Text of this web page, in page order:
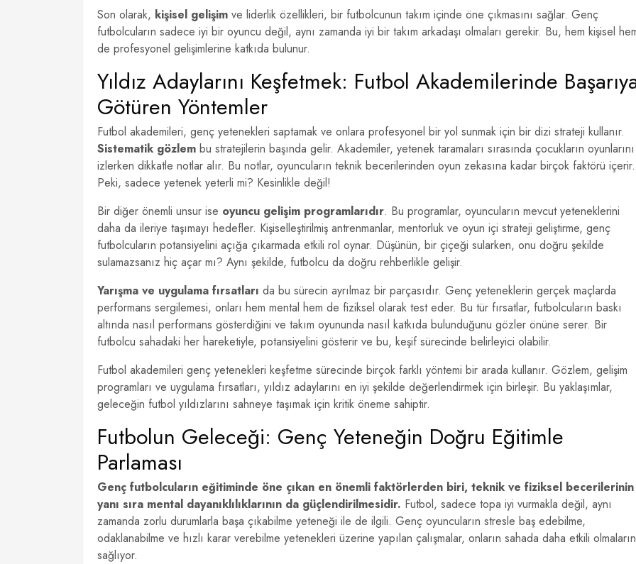
Son olarak, kişisel gelişim ve liderlik özellikleri, bir futbolcunun takım içinde öne çıkmasını sağlar. Genç
futbolcuların sadece iyi bir oyuncu değil, aynı zamanda iyi bir takım arkadaşı olmaları gerekir. Bu, hem kişisel
de profesyonel gelişimlerine katkıda bulunur.
Yıldız Adaylarını Keşfetmek: Futbol Akademilerinde
Götüren Yöntemler
Futbol akademileri, genç yetenekleri saptamak ve onlara profesyonel bir yol sunmak için bir dizi strateji kullanır.
Sistematik gözlem bu stratejilerin başında gelir. Akademiler, yetenek taramaları sırasında çocukların oyunlarını
izlerken dikkatle notlar alır. Bu notlar, oyuncuların teknik becerilerinden oyun zekasına kadar birçok faktörü içerir.
Peki, sadece yetenek yeterli mi? Kesinlikle değil!
Bir diğer önemli unsur ise oyuncu gelişim programlarıdır. Bu programlar, oyuncuların mevcut yeteneklerini
daha da ileriye taşımayı hedefler. Kişiselleştirilmiş antrenmanlar, mentorluk ve oyun içi strateji geliştirme, genç
futbolcuların potansiyelini açığa çıkarmada etkili rol oynar. Düşünün, bir çiçeği sularken, onu doğru şekilde
sulamazsanız hiç açar mı? Aynı şekilde, futbolcu da doğru rehberlikle gelişir.
Yarışma ve uygulama fırsatları da bu sürecin ayrılmaz bir parçasıdır. Genç yeteneklerin gerçek maçlarda
performans sergilemesi, onları hem mental hem de fiziksel olarak test eder. Bu tür fırsatlar, futbolcuların baskı
altında nasıl performans gösterdiğini ve takım oyununda nasıl katkıda bulunduğunu gözler önüne serer. Bir
futbolcu sahadaki her hareketiyle, potansiyelini gösterir ve bu, keşif sürecinde belirleyici olabilir.
Futbol akademileri genç yetenekleri keşfetme sürecinde birçok farklı yöntemi bir arada kullanır. Gözlem, gelişim
programları ve uygulama fırsatları, yıldız adaylarını en iyi şekilde değerlendirmek için birleşir. Bu yaklaşımlar,
geleceğin futbol yıldızlarını sahneye taşımak için kritik öneme sahiptir.
Futbolun Geleceği: Genç Yeteneğin Doğru Eğitimle
Parlaması
Genç futbolcuların eğitiminde öne çıkan en önemli faktörlerden biri, teknik ve fiziksel becerilerinin
yanı sıra mental dayanıklılıklarının da güçlendirilmesidir. Futbol, sadece topa iyi vurmakla değil, aynı
zamanda zorlu durumlarla başa çıkabilme yeteneği ile de ilgili. Genç oyuncuların stresle baş edebilme,
odaklanabilme ve hızlı karar verebilme yetenekleri üzerine yapılan çalışmalar, onların sahada daha etkili
sağlıyor.